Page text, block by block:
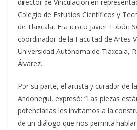
director de Vinculación en
Colegio de Estudios Científicos y
de Tlaxcala, Francisco Javier Tobón
coordinador de la Facultad de Artes
Universidad Autónoma de Tlaxcala,
Álvarez.
Por su parte, el artista y curador de
Andonegui, expresó: “Las piezas
potenciarlas les invitamos a la
de un diálogo que nos permita